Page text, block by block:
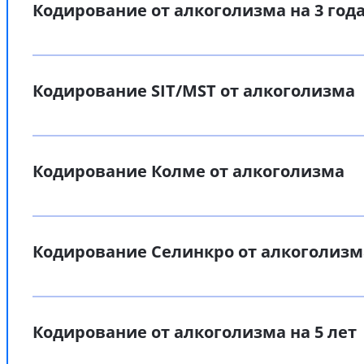
Кодирование от алкоголизма на 3
Кодирование SIT/MST от алкоголизма
Кодирование Колме от алкоголизма
Кодирование Селинкро от
Кодирование от алкоголизма на 5 лет